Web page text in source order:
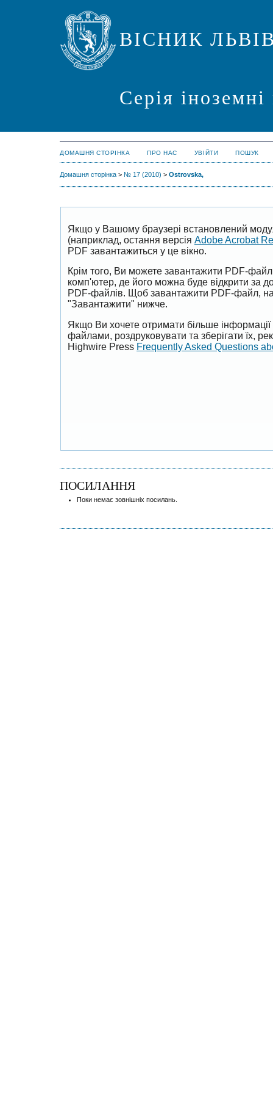
ВІСНИК
Серія
ДОМАШНЯ СТОРІНКА ПРО НАС УВІЙТИ ПОШУК
Домашня сторінка > № 17 (2010) > Ostrovska,
Якщо у Вашому браузері встановлений
(наприклад, остання версія Adobe Acrobat
PDF завантажиться у це вікно.
Крім того, Ви можете завантажити PDF-
комп'ютер, де його можна буде відкрити за
PDF-файлів. Щоб завантажити PDF-файл,
"Завантажити" нижче.
Якщо Ви хочете отримати більше
файлами, роздруковувати та зберігати їх,
Highwire Press Frequently Asked Questions
ПОСИЛАННЯ
Поки немає зовнішніх посилань.